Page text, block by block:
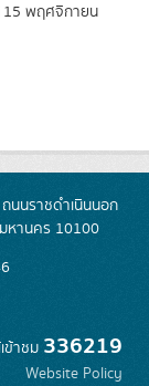
15 พฤศจิกายน
นนราชดำเนินนอก
หานคร 10100
ข้าชม 336219
Website Policy